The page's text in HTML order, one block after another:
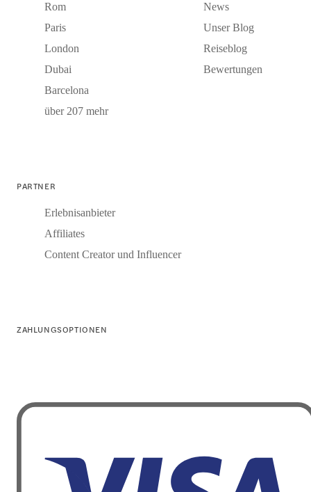
Rom
Paris
London
Dubai
Barcelona
über 207 mehr
News
Unser Blog
Reiseblog
Bewertungen
PARTNER
Erlebnisanbieter
Affiliates
Content Creator und Influencer
ZAHLUNGSOPTIONEN